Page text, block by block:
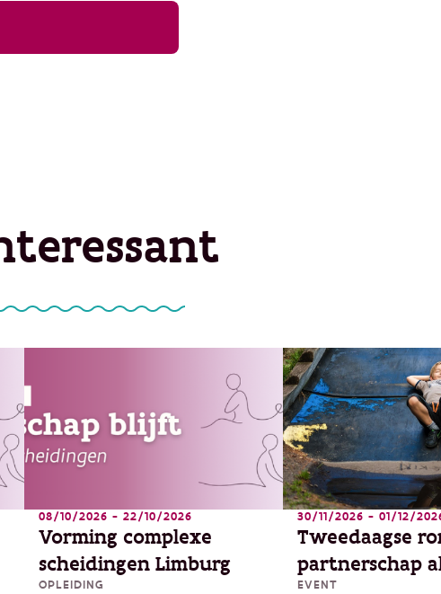
08/10/2026 - 22/10/2026
Vorming complexe
scheidingen Limburg
OPLEIDING
30/11/2026 - 01/12/
Tweedaagse
partnerschap
EVENT